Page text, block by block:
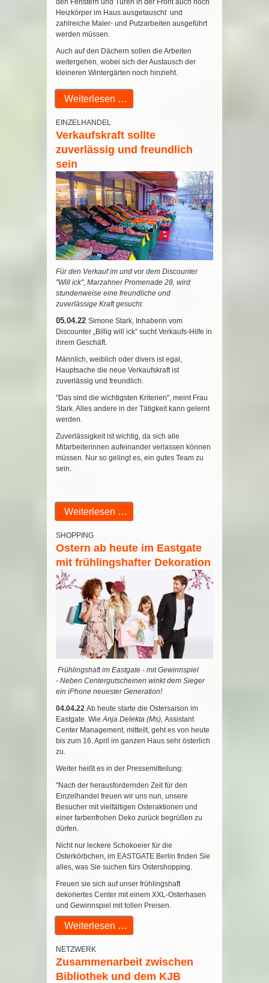
den Fenstern und Türen in der Front auch noch
Heizkörper im Haus ausgetauscht und
zahlreiche Maler- und Putzarbeiten ausgeführt
werden müssen.
Auch auf den Dächern sollen die Arbeiten
weitergehen, wobei sich der Austausch der
kleineren Wintergärten noch hinzieht.
Weiterlesen …
EINZELHANDEL
Verkaufskraft sollte
zuverlässig und freundlich
sein
Für den Verkauf im und vor dem Discounter
"Will ick", Marzahner Promenade 28, wird
stundenweise eine freundliche und
zuverlässige Kraft gesucht.
05.04.22 Simone Stark, Inhaberin vom
Discounter „Billig will ick“ sucht Verkaufs-Hilfe in
ihrem Geschäft.
Männlich, weiblich oder divers ist egal,
Hauptsache die neue Verkaufskraft ist
zuverlässig und freundlich.
"Das sind die wichtigsten Kriterien", meint Frau
Stark. Alles andere in der Tätigkeit kann gelernt
werden.
Zuverlässigkeit ist wichtig, da sich alle
Mitarbeiterinnen aufeinander verlassen können
müssen. Nur so gelingt es, ein gutes Team zu
sein.
Weiterlesen …
SHOPPING
Ostern ab heute im Eastgate
mit frühlingshafter Dekoration
Frühlingshaft im Eastgate - mit Gewinnspiel
- Neben Centergutscheinen winkt dem Sieger
ein iPhone neuester Generation!
04.04.22 Ab heute starte die Ostersaison im
Eastgate. Wie Anja Delekta (Ms), Assistant
Center Management, mitteilt, geht es von heute
bis zum 16. April im ganzen Haus sehr österlich
zu.
Weiter heißt es in der Pressemitteilung:
"Nach der herausfordernden Zeit für den
Einzelhandel freuen wir uns nun, unsere
Besucher mit vielfältigen Osteraktionen und
einer farbenfrohen Deko zurück begrüßen zu
dürfen.
Nicht nur leckere Schokoeier für die
Osterkörbchen, im EASTGATE Berlin finden Sie
alles, was Sie suchen fürs Ostershopping.
Freuen sie sich auf unser frühlingshaft
dekoriertes Center mit einem XXL-Osterhasen
und Gewinnspiel mit tollen Preisen.
Weiterlesen …
NETZWERK
Zusammenarbeit zwischen
Bibliothek und dem KJB